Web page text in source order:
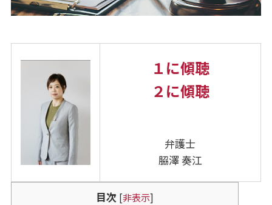
１に傾聴
２に傾聴
弁護士
𦚰澤 奏江
目次 [非表示]